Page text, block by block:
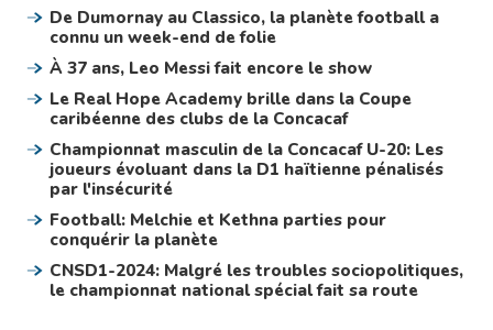
De Dumornay au Classico, la planète football a
connu un week-end de folie
À 37 ans, Leo Messi fait encore le show
Le Real Hope Academy brille dans la Coupe
caribéenne des clubs de la Concacaf
Championnat masculin de la Concacaf U-20: Les
joueurs évoluant dans la D1 haïtienne pénalisés
par l'insécurité
Football: Melchie et Kethna parties pour
conquérir la planète
CNSD1-2024: Malgré les troubles sociopolitiques,
le championnat national spécial fait sa route